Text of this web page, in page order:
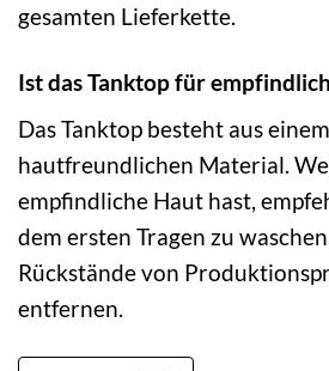
gesamten Lieferkette.
Ist das Tanktop für
Das Tanktop besteht aus
hautfreundlichen Material.
empfindliche Haut hast,
dem ersten Tragen zu
Rückstände von
entfernen.